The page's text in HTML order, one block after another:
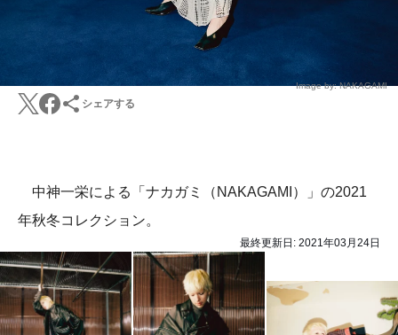
Image by: NAKAGAMI
シェアする
中神一栄による「ナカガミ（NAKAGAMI）」の2021
年秋冬コレクション。
最終更新日: 2021年03月24日